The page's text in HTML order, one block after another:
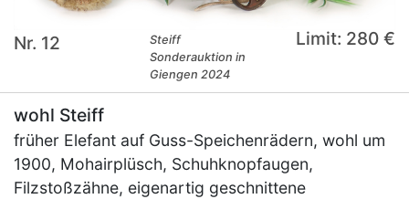
Nr. 12
Steiff
Sonderauktion in
Giengen 2024
Limit: 280 €
wohl Steiff
früher Elefant auf Guss-Speichenrädern, wohl um
1900, Mohairplüsch, Schuhknopfaugen,
Filzstoßzähne, eigenartig geschnittene